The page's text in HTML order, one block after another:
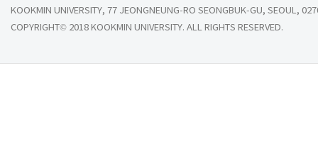
KOOKMIN UNIVERSITY, 77 JEONGNEUNG-RO SEONGBUK-GU, SEOUL,
COPYRIGHT© 2018 KOOKMIN UNIVERSITY. ALL RIGHTS RESERVED.